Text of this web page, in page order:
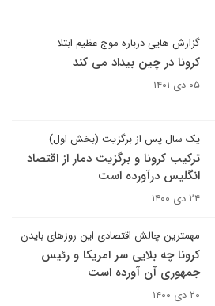
گزارش هایی درباره موج عظیم ابتلا
کرونا در چین بیداد می کند
۰۵ دی ۱۴۰۱
یک سال پس از برگزیت (بخش اول)
ترکیب کرونا و برگزیت دمار از اقتصاد
انگلیس درآورده است
۲۴ دی ۱۴۰۰
مهمترین چالش اقتصادی این روزهای بایدن
کرونا چه بلایی سر امریکا و رئیس
جمهوری آن آورده است
۲۰ دی ۱۴۰۰